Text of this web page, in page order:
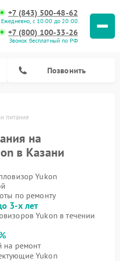
+7 (843) 500-48-62
Ежедневно, с 10:00 до 20:00
+7 (800) 100-33-26
Звонок бесплатный по РФ
Позвонить
питания
на
в Казани
Yukon
по ремонту
3-х лет
Yukon в течении
на ремонт
Yukon